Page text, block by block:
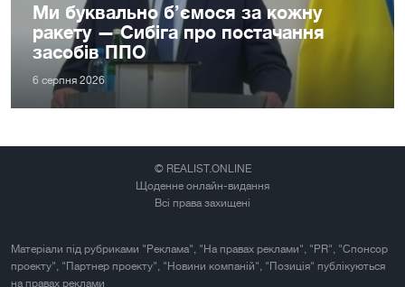
Ми буквально б’ємося за кожну
ракету — Сибіга про постачання
засобів ППО
6 серпня 2026
© REALIST.ONLINE
Щоденне онлайн-видання
Всі права захищені
Матеріали під рубриками "Реклама", "На правах реклами", "PR", "Спонсор
проекту", "Партнер проекту", "Новини компаній", "Позиція" публікуються
на правах реклами